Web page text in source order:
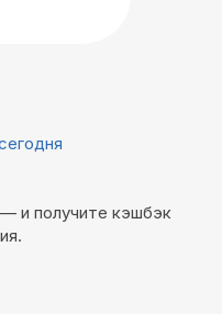
— и получите кэшбэк